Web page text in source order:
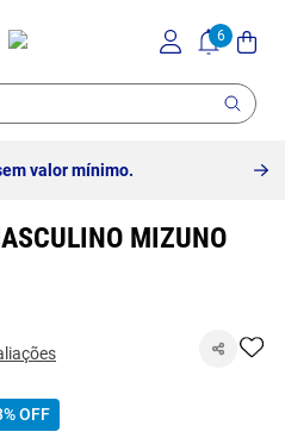
valor mínimo.
MIZUNO
OFF